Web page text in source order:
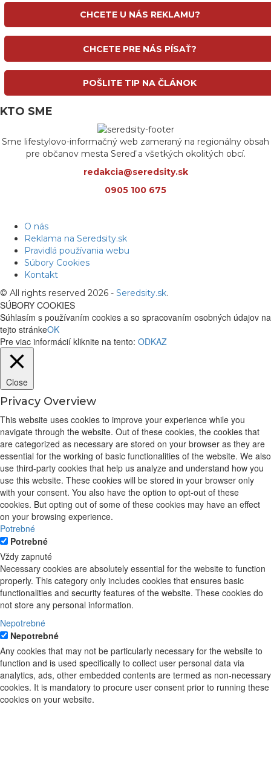
CHCETE U NÁS REKLAMU?
CHCETE PRE NÁS PÍSAŤ?
POŠLITE TIP NA ČLÁNOK
KTO SME
Sme lifestylovo-informačný web zameraný na regionálny obsah
pre občanov mesta Sereď a všetkých okolitých obcí.
redakcia@seredsity.sk
0905 100 675
O nás
Reklama na Seredsity.sk
Pravidlá používania webu
Súbory Cookies
Kontakt
© All rights reserved 2026 - Seredsity.sk.
SÚBORY COOKIES
Súhlasím s používaním cookies a so spracovaním osobných údajov na
tejto stránkeOK
Pre viac informácií kliknite na tento: ODKAZ
Close
Privacy Overview
This website uses cookies to improve your experience while you
navigate through the website. Out of these cookies, the cookies that
are categorized as necessary are stored on your browser as they are
essential for the working of basic functionalities of the website. We also
use third-party cookies that help us analyze and understand how you
use this website. These cookies will be stored in your browser only
with your consent. You also have the option to opt-out of these
cookies. But opting out of some of these cookies may have an effect
on your browsing experience.
Potrebné
Potrebné
Vždy zapnuté
Necessary cookies are absolutely essential for the website to function
properly. This category only includes cookies that ensures basic
functionalities and security features of the website. These cookies do
not store any personal information.
Nepotrebné
Nepotrebné
Any cookies that may not be particularly necessary for the website to
function and is used specifically to collect user personal data via
analytics, ads, other embedded contents are termed as non-necessary
cookies. It is mandatory to procure user consent prior to running these
cookies on your website.